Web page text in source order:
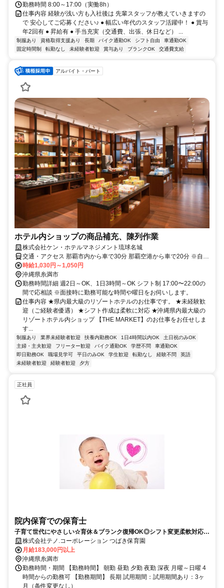
勤務時間 8:00～17:00（実働8h）
仕事内容 経験が浅い方も入社後は 先輩スタッフが教えていきますの
で 安心してご応募ください♪ ● 幅広い年代のスタッフ活躍中！ ● 賞与
年2回有 ● 昇給有 ● 手当充実（交通費、出張、休日など） ...
制服あり 資格取得支援あり 長期 バイク通勤OK シフト自由
車通勤OK
固定時間制
転勤なし 未経験者歓迎 賞与あり ブランクOK 交通費支給
アルバイト・パート
ホテル内ショップの商品補充、陳列作業
株式会社ケン・ホテルマネジメント琉球名城
交通・アクセス 那覇市内から車で30分 那覇空港から車で20分 ※自動
車・バイク通勤可
時給1,030円～1,050円
沖縄県糸満市
勤務時間詳細 週2日～OK、1日3時間～OK シフト制 17:00〜22:00の
間で応相談 ※面接時に勤務可能な時間や曜日をお伺いします。
仕事内容 ★県内最大級のリゾートホテルのお仕事です。 ★未経験歓
迎（ご経験者優遇） ★シフト作成は柔軟に対応 ★沖縄県内最大級の
リゾートホテル内ショップ 【THE MARKET】のお仕事をお任せしま
す...
制服あり 業界未経験者歓迎 扶養内勤務OK 1日4時間以内OK
土日祝のみOK
主婦・主夫歓迎
フリーター歓迎 バイク通勤OK 学歴不問
車通勤OK
即日勤務OK
職場見学可 平日のみOK 学生歓迎 転勤なし 経験不問
英語
未経験者歓迎
経験者歓迎 夕方
正社員
院内保育での保育士
子育て世代にやさしい☆育休＆ブランク復帰OK◎シフト変更柔軟対応◎
持ち帰りなし☆有休・昇給・賞与あり
株式会社テノ.コーポレーション つばき保育園
月給183,000円以上
沖縄県糸満市
勤務時間・期間 【勤務時間】 朝勤 昼勤 夕勤 夜勤 深夜 月曜～日曜 4
時間からの勤務可 【勤務期間】 長期 試用期間：試用期間あり：3ヶ
月（条件変更なし）